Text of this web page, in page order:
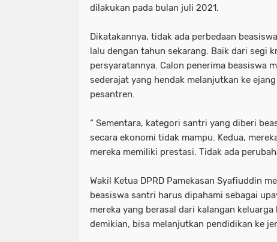
dilakukan pada bulan juli 2021.
Dikatakannya, tidak ada perbedaan
lalu dengan tahun sekarang. Baik dari segi
persyaratannya. Calon penerima beasiswa
sederajat yang hendak melanjutkan ke
pesantren.
“ Sementara, kategori santri yang diberi
secara ekonomi tidak mampu. Kedua,
mereka memiliki prestasi. Tidak ada
Wakil Ketua DPRD Pamekasan Syafiuddin
beasiswa santri harus dipahami sebagai
mereka yang berasal dari kalangan
demikian, bisa melanjutkan pendidikan ke